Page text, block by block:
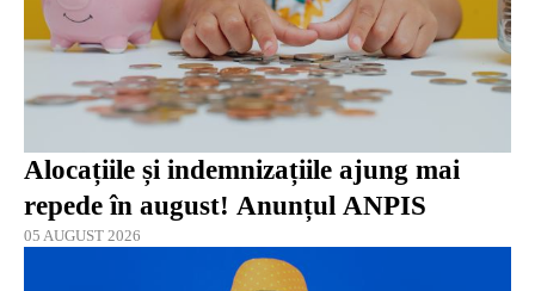
Alocațiile și indemnizațiile ajung mai
repede în august! Anunțul ANPIS
05 AUGUST 2026